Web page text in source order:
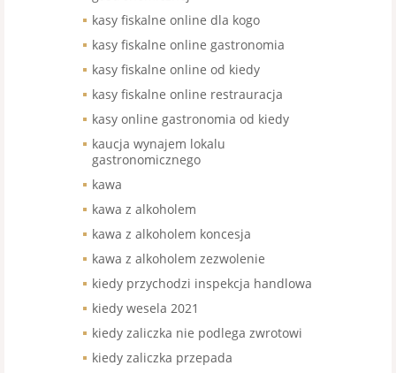
kasy fiskalne online dla kogo
kasy fiskalne online gastronomia
kasy fiskalne online od kiedy
kasy fiskalne online restrauracja
kasy online gastronomia od kiedy
kaucja wynajem lokalu
gastronomicznego
kawa
kawa z alkoholem
kawa z alkoholem koncesja
kawa z alkoholem zezwolenie
kiedy przychodzi inspekcja handlowa
kiedy wesela 2021
kiedy zaliczka nie podlega zwrotowi
kiedy zaliczka przepada